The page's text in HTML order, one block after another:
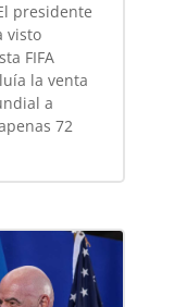
presidente
visto
FIFA
la venta
a
72